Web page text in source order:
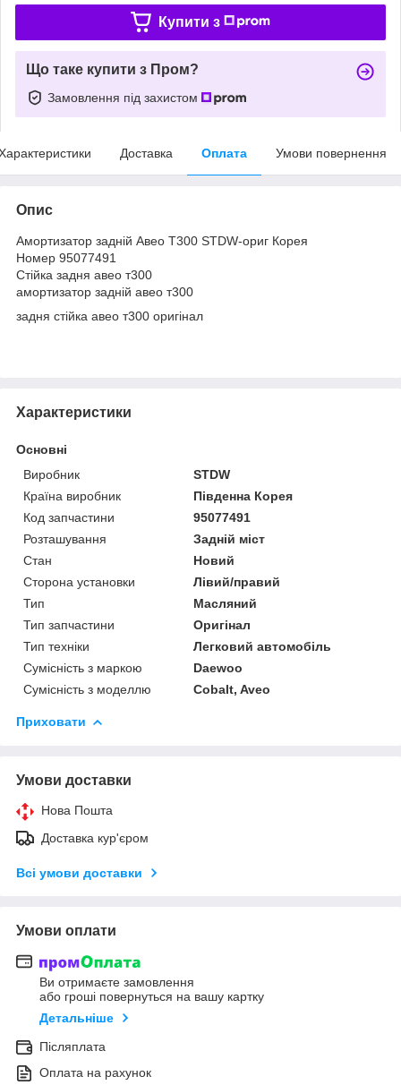
Купити з
Що таке купити з Пром?
Замовлення під захистом
Доставка Оплата Умови повернення
Опис
Амортизатор задній Авео Т300 STDW-ориг Корея
Номер 95077491
Стійка задня авео т300
амортизатор задній авео т300
задня стійка авео т300 оригінал
Характеристики
Основні
Виробник
STDW
Країна виробник
Південна Корея
Код запчастини
95077491
Розташування
Задній міст
Стан
Новий
Сторона установки
Лівий/правий
Тип
Масляний
Тип запчастини
Оригінал
Тип техніки
Легковий автомобіль
Сумісність з маркою
Daewoo
Сумісність з моделлю
Cobalt, Aveo
Приховати
Умови доставки
Нова Пошта
Доставка кур'єром
Всі умови доставки
Умови оплати
Ви отримаєте замовлення
або гроші повернуться на вашу картку
Детальніше
Післяплата
Оплата на рахунок